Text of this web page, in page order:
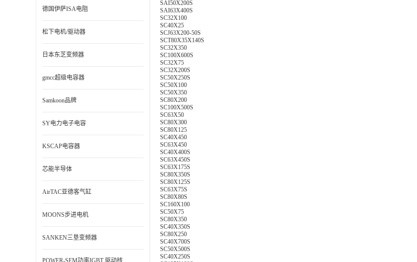
德国伊萨ISA电阻
松下电机/驱动器
日本东芝变频器
gmcc超级电容器
Samkoon品牌
SY电力电子电容
KSCAP电容器
芯能半导体
AirTAC亚德客气缸
MOONS步进电机
SANKEN三垦变频器
POWER-SEM功率IGBT 驱动核
SAI50X200S
SAI63X400S
SC32X100
SC40X25
SCJ63X200-50S
SCT80X35X140S
SC32X350
SC100X600S
SC32X75
SC32X200S
SC50X250S
SC50X100
SC50X350
SC80X200
SC100X500S
SC63X50
SC80X300
SC80X125
SC40X450
SC63X450
SC40X400S
SC63X450S
SC63X175S
SC80X350S
SC80X125S
SC63X75S
SC80X80S
SC160X100
SC50X75
SC80X350
SC40X350S
SC80X250
SC40X700S
SC50X500S
SC40X250S